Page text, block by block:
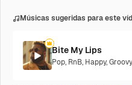
Músicas sugeridas para este
Bite My Lips
Pop, RnB, Happy,Groovy